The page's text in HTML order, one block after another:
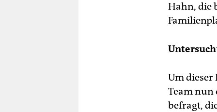
Hahn, die
Um
Team nun
befragt,